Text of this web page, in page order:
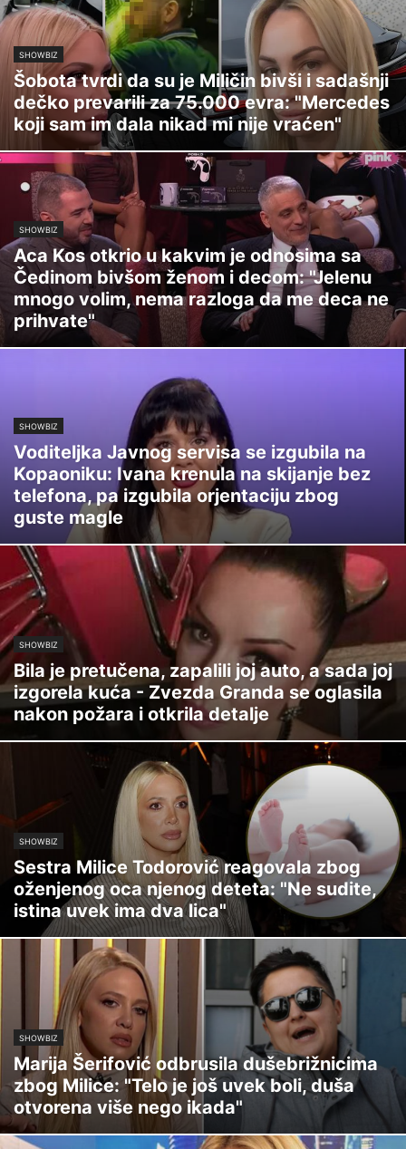
SHOWBIZ
Šobota tvrdi da su je Miličin bivši i sadašnji
dečko prevarili za 75.000 evra: "Mercedes
koji sam im dala nikad mi nije vraćen"
SHOWBIZ
Aca Kos otkrio u kakvim je odnosima sa
Čedinom bivšom ženom i decom: "Jelenu
mnogo volim, nema razloga da me deca ne
prihvate"
SHOWBIZ
Voditeljka Javnog servisa se izgubila na
Kopaoniku: Ivana krenula na skijanje bez
telefona, pa izgubila orjentaciju zbog
guste magle
SHOWBIZ
Bila je pretučena, zapalili joj auto, a sada joj
izgorela kuća - Zvezda Granda se oglasila
nakon požara i otkrila detalje
SHOWBIZ
Sestra Milice Todorović reagovala zbog
oženjenog oca njenog deteta: "Ne sudite,
istina uvek ima dva lica"
SHOWBIZ
Marija Šerifović odbrusila dušebrižnicima
zbog Milice: "Telo je još uvek boli, duša
otvorena više nego ikada"